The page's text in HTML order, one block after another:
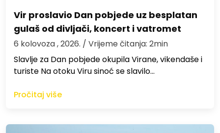
Vir proslavio Dan pobjede uz besplatan
gulaš od divljači, koncert i vatromet
6 kolovoza , 2026. / Vrijeme čitanja: 2min
Slavlje za Dan pobjede okupila Virane, vikendaše i
turiste Na otoku Viru sinoć se slavilo…
Pročitaj više